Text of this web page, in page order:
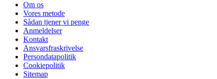
Om os
Vores metode
Sådan tjener vi penge
Anmeldelser
Kontakt
Ansvarsfraskrivelse
Persondatapolitik
Cookiepolitik
Sitemap